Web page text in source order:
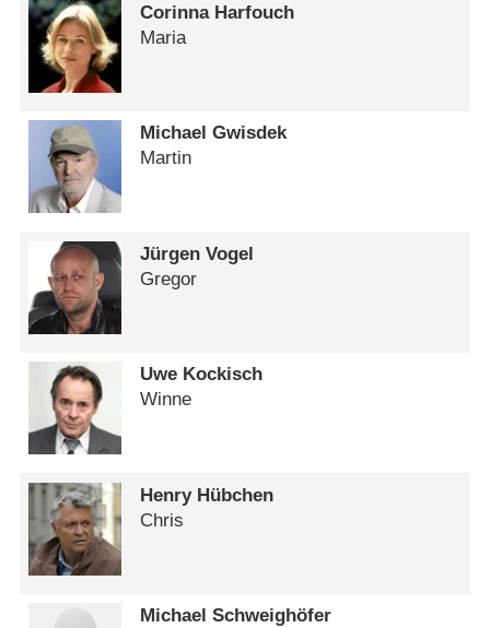
Corinna Harfouch
Maria
Michael Gwisdek
Martin
Jürgen Vogel
Gregor
Uwe Kockisch
Winne
Henry Hübchen
Chris
Michael Schweighöfer